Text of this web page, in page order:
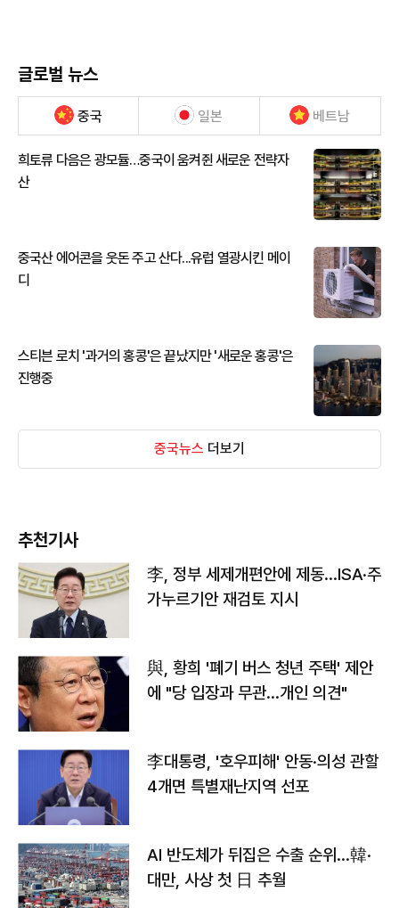
글로벌 뉴스
중국 일본 베트남
희토류 다음은 광모듈…중국이 움켜쥔 새로운 전략자
산
중국산 에어콘을 웃돈 주고 산다...유럽 열광시킨 메이
디
스티븐 로치 '과거의 홍콩'은 끝났지만 '새로운 홍콩'은
진행중
중국뉴스 더보기
추천기사
李, 정부 세제개편안에 제동…ISA·주
가누르기안 재검토 지시
與, 황희 '폐기 버스 청년 주택' 제안
에 "당 입장과 무관…개인 의견"
李대통령, '호우피해' 안동·의성 관할
4개면 특별재난지역 선포
AI 반도체가 뒤집은 수출 순위…韓·
대만, 사상 첫 日 추월